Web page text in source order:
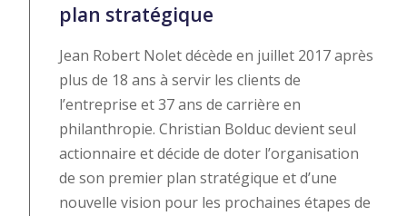
plan stratégique
Jean Robert Nolet décède en juillet 2017 après
plus de 18 ans à servir les clients de
l’entreprise et 37 ans de carrière en
philanthropie. Christian Bolduc devient seul
actionnaire et décide de doter l’organisation
de son premier plan stratégique et d’une
nouvelle vision pour les prochaines étapes de